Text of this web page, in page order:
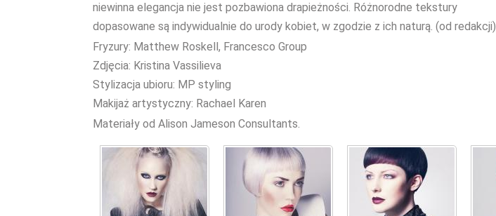
niewinna elegancja nie jest pozbawiona drapieżności. Różnorodne tekstury
dopasowane są indywidualnie do urody kobiet, w zgodzie z ich naturą. (od redakcji)
Fryzury: Matthew Roskell, Francesco Group
Zdjęcia: Kristina Vassilieva
Stylizacja ubioru: MP styling
Makijaż artystyczny: Rachael Karen
Materiały od Alison Jameson Consultants.